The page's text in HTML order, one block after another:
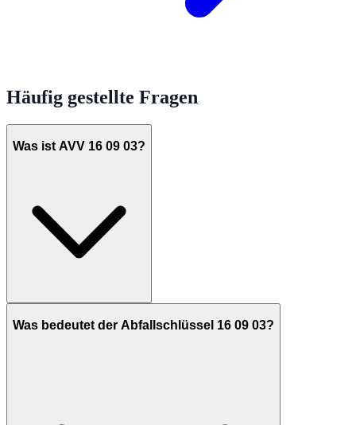
Häufig gestellte Fragen
Was ist AVV 16 09 03?
Was bedeutet der Abfallschlüssel 16 09 03?